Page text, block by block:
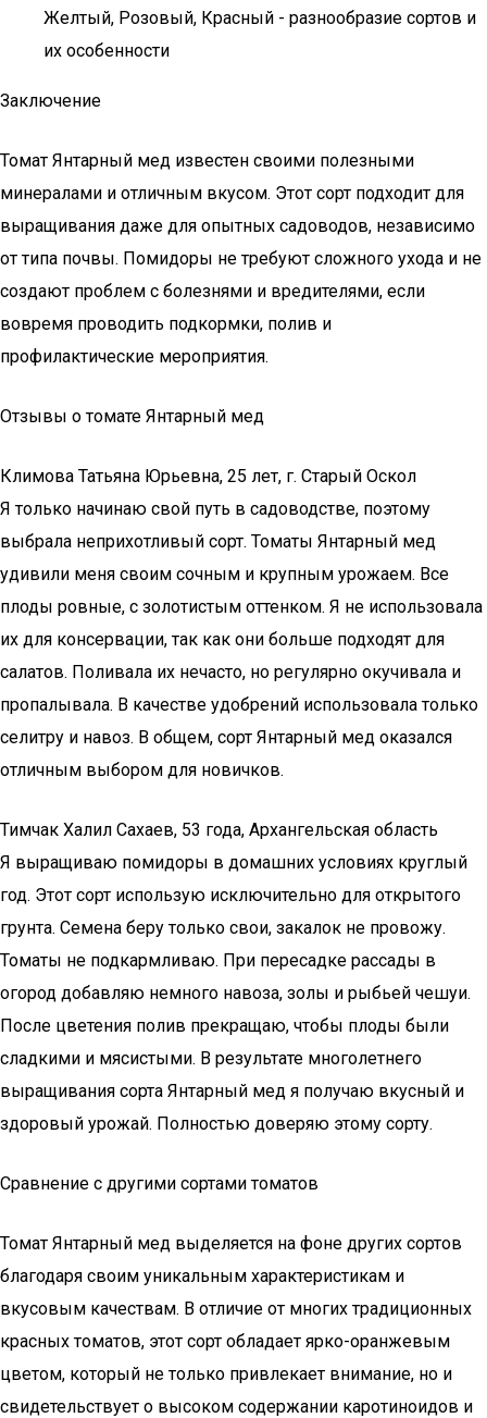
Желтый, Розовый, Красный - разнообразие сортов и
их особенности
Заключение
Томат Янтарный мед известен своими полезными
минералами и отличным вкусом. Этот сорт подходит для
выращивания даже для опытных садоводов, независимо
от типа почвы. Помидоры не требуют сложного ухода и не
создают проблем с болезнями и вредителями, если
вовремя проводить подкормки, полив и
профилактические мероприятия.
Отзывы о томате Янтарный мед
Климова Татьяна Юрьевна, 25 лет, г. Старый Оскол
Я только начинаю свой путь в садоводстве, поэтому
выбрала неприхотливый сорт. Томаты Янтарный мед
удивили меня своим сочным и крупным урожаем. Все
плоды ровные, с золотистым оттенком. Я не использовала
их для консервации, так как они больше подходят для
салатов. Поливала их нечасто, но регулярно окучивала и
пропалывала. В качестве удобрений использовала только
селитру и навоз. В общем, сорт Янтарный мед оказался
отличным выбором для новичков.
Тимчак Халил Сахаев, 53 года, Архангельская область
Я выращиваю помидоры в домашних условиях круглый
год. Этот сорт использую исключительно для открытого
грунта. Семена беру только свои, закалок не провожу.
Томаты не подкармливаю. При пересадке рассады в
огород добавляю немного навоза, золы и рыбьей чешуи.
После цветения полив прекращаю, чтобы плоды были
сладкими и мясистыми. В результате многолетнего
выращивания сорта Янтарный мед я получаю вкусный и
здоровый урожай. Полностью доверяю этому сорту.
Сравнение с другими сортами томатов
Томат Янтарный мед выделяется на фоне других сортов
благодаря своим уникальным характеристикам и
вкусовым качествам. В отличие от многих традиционных
красных томатов, этот сорт обладает ярко-оранжевым
цветом, который не только привлекает внимание, но и
свидетельствует о высоком содержании каротиноидов и